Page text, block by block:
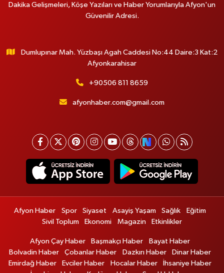
Dakika Gelişmeleri, Köşe Yazıları ve Haber Yorumlarıyla Afyon'un
Güvenilir Adresi.
Dumlupınar Mah. Yüzbaşı Agah Caddesi No:44 Daire:3 Kat:2
Afyonkarahisar
+90506 811 8659
afyonhaber.com@gmail.com
Afyon Haber Spor Siyaset Asayiş Yaşam Sağlık
Eğitim
Sivil Toplum
Ekonomi Magazin Etkinlikler
Afyon Çay Haber Başmakçı Haber
Bayat Haber
Bolvadin Haber
Çobanlar Haber Dazkırı Haber
Dinar Haber
Emirdağ Haber
Evciler Haber Hocalar Haber
İhsaniye Haber